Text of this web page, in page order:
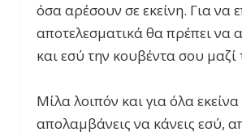
όσα αρέσουν σε εκείνη. Για να
αποτελεσματικά θα πρέπει να
και εσύ την κουβέντα σου μαζί
Μίλα λοιπόν και για όλα
απολαμβάνεις να κάνεις εσύ,